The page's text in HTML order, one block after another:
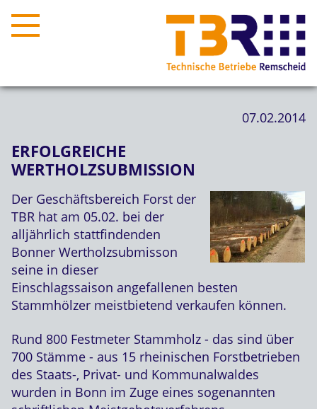
07.02.2014
ERFOLGREICHE
WERTHOLZSUBMISSION
Der Geschäftsbereich Forst der
TBR hat am 05.02. bei der
alljährlich stattfindenden
Bonner Wertholzsubmisson
seine in dieser
Einschlagssaison angefallenen besten
Stammhölzer meistbietend verkaufen können.
Rund 800 Festmeter Stammholz - das sind über
700 Stämme - aus 15 rheinischen Forstbetrieben
des Staats-, Privat- und Kommunalwaldes
wurden in Bonn im Zuge eines sogenannten